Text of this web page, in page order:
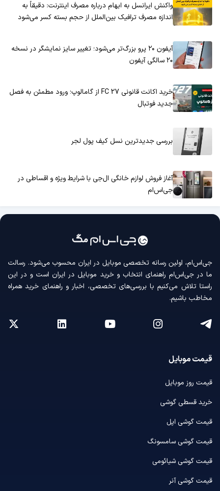
واکنش ایرانسل به ابهام درباره مصرف اینترنت: دقیقاً به
اندازه مصرف ترافیک بین‌الملل از حجم بسته کسر می‌شود
آیفون ۲۰ پرو بزرگ‌تر می‌شود؛ تغییر سایز نمایشگر در نسخه
۲۰ سالگی آیفون
خرید اکانت قانونی FC 27 از گامالوپ؛ ورود مطمئن به فصل
جدید فوتبال
بررسی جدیدترین نسل کیف پول لجر
آغاز فروش لوازم خانگی ال‌جی با شرایط ویژه و اقساطی در
جی‌اس‌ام
جی‌اس‌ام، اولین رسانه‌ تخصصی موبایل در ایران محسوب می‌شود. رسالت
ما در جی‌اس‌ام راهنمای انتخاب و خرید موبایل در ایران است و در این
راستا تلاش می‌کنیم با بررسی‌های تخصصی، اخبار و راهنمای خرید همراه
مخاطب باشیم.
قیمت موبایل
قیمت روز موبایل
خرید قسطی گوشی
قیمت گوشی اپل
قیمت گوشی سامسونگ
قیمت گوشی شیائومی
قیمت گوشی آنر